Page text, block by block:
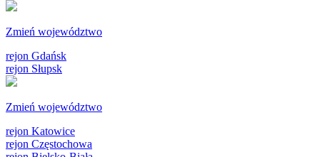
Zmień województwo
rejon Gdańsk
rejon Słupsk
Zmień województwo
rejon Katowice
rejon Częstochowa